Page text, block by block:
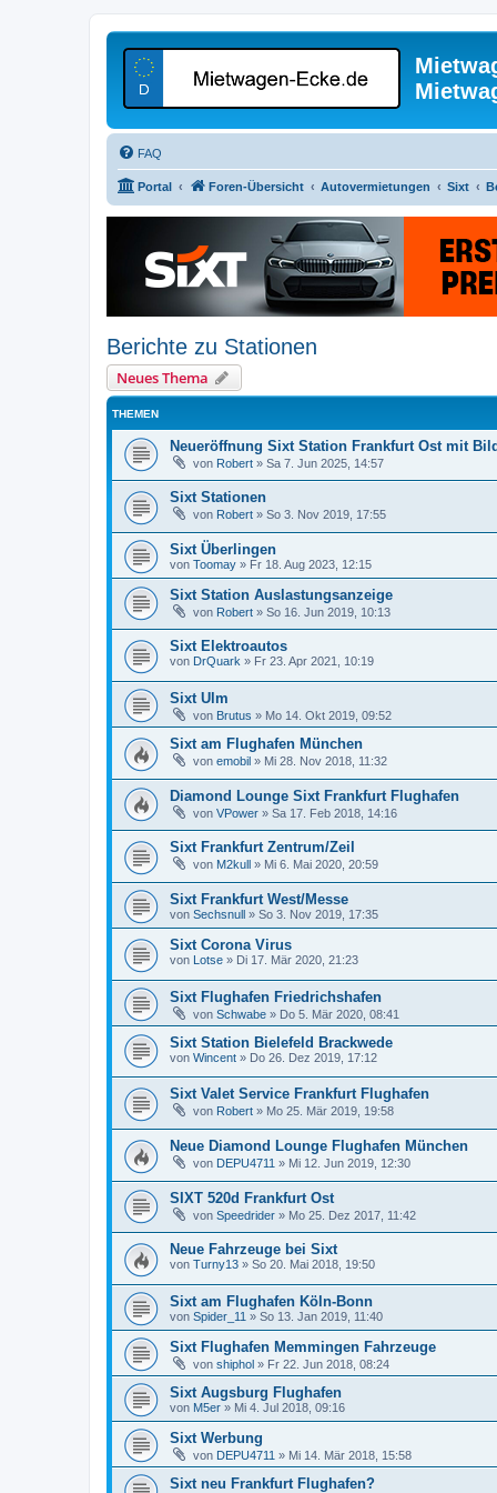
FAQ
Portal Foren-Übersicht Autovermietungen Sixt
Berichte zu Stationen
Neues Thema
THEMEN
Neueröffnung Sixt Station Frankfurt Ost mit
von Robert » Sa 7. Jun 2025, 14:57
Sixt Stationen
von Robert » So 3. Nov 2019, 17:55
Sixt Überlingen
von Toomay » Fr 18. Aug 2023, 12:15
Sixt Station Auslastungsanzeige
von Robert » So 16. Jun 2019, 10:13
Sixt Elektroautos
von DrQuark » Fr 23. Apr 2021, 10:19
Sixt Ulm
von Brutus » Mo 14. Okt 2019, 09:52
Sixt am Flughafen München
von emobil » Mi 28. Nov 2018, 11:32
Diamond Lounge Sixt Frankfurt Flughafen
von VPower » Sa 17. Feb 2018, 14:16
Sixt Frankfurt Zentrum/Zeil
von M2kull » Mi 6. Mai 2020, 20:59
Sixt Frankfurt West/Messe
von Sechsnull » So 3. Nov 2019, 17:35
Sixt Corona Virus
von Lotse » Di 17. Mär 2020, 21:23
Sixt Flughafen Friedrichshafen
von Schwabe » Do 5. Mär 2020, 08:41
Sixt Station Bielefeld Brackwede
von Wincent » Do 26. Dez 2019, 17:12
Sixt Valet Service Frankfurt Flughafen
von Robert » Mo 25. Mär 2019, 19:58
Neue Diamond Lounge Flughafen München
von DEPU4711 » Mi 12. Jun 2019, 12:30
SIXT 520d Frankfurt Ost
von Speedrider » Mo 25. Dez 2017, 11:42
Neue Fahrzeuge bei Sixt
von Turny13 » So 20. Mai 2018, 19:50
Sixt am Flughafen Köln-Bonn
von Spider_11 » So 13. Jan 2019, 11:40
Sixt Flughafen Memmingen Fahrzeuge
von shiphol » Fr 22. Jun 2018, 08:24
Sixt Augsburg Flughafen
von M5er » Mi 4. Jul 2018, 09:16
Sixt Werbung
von DEPU4711 » Mi 14. Mär 2018, 15:58
Sixt neu Frankfurt Flughafen?